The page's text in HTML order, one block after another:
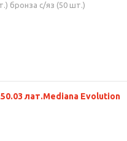
бронза с/яз (50 шт.)
лат.Mediana Evolution